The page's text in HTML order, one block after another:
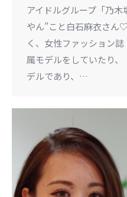
アイドルグループ「乃
やん”こと白石麻衣さん
く、女性ファッション
属モデルをしていたり
デルであり、…